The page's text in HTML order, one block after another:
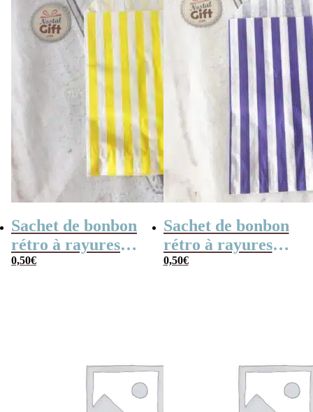
Sachet de bonbon
rétro à rayures
jaunes et blanches
0,50€
Sachet de bonbon
rétro à rayures
violettes et
0,50€